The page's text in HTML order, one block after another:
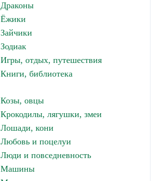
Драконы
Ёжики
Зайчики
Зодиак
Игры, отдых, путешествия
Книги, библиотека
Козы, овцы
Крокодилы, лягушки, змеи
Лошади, кони
Любовь и поцелуи
Люди и повседневность
Машины